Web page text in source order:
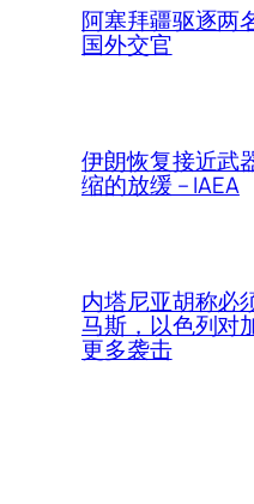
阿塞拜疆驱逐两
国外交官
伊朗恢复接近武
缩的放缓 – IAEA
内塔尼亚胡称必
马斯，以色列对
更多袭击